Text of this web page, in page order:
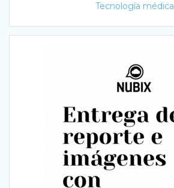
Tecnología médica